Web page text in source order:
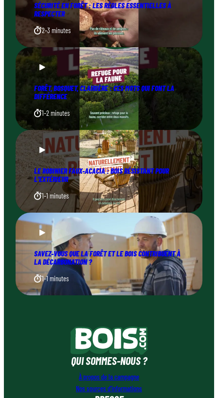
SÉCURITÉ EN FORÊT : LES RÈGLES ESSENTIELLES À
RESPECTER
2–3 minutes
FORÊT, BOSQUET, CLAIRIÈRE : CES MOTS QUI FONT LA
DIFFÉRENCE
1–2 minutes
LE ROBINIER FAUX-ACACIA : BOIS RÉSISTANT POUR
L’EXTÉRIEUR
1–1 minutes
SAVEZ-VOUS QUE LA FORÊT ET LE BOIS CONTRIBUENT À
LA DÉCARBONATION ?
1–1 minutes
QUI SOMMES-NOUS ?
À propos de la campagne
Nos sources d’informations